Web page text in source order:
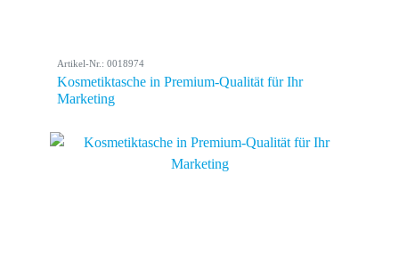
Artikel-Nr.: 0018974
Kosmetiktasche in Premium-Qualität für Ihr
Marketing